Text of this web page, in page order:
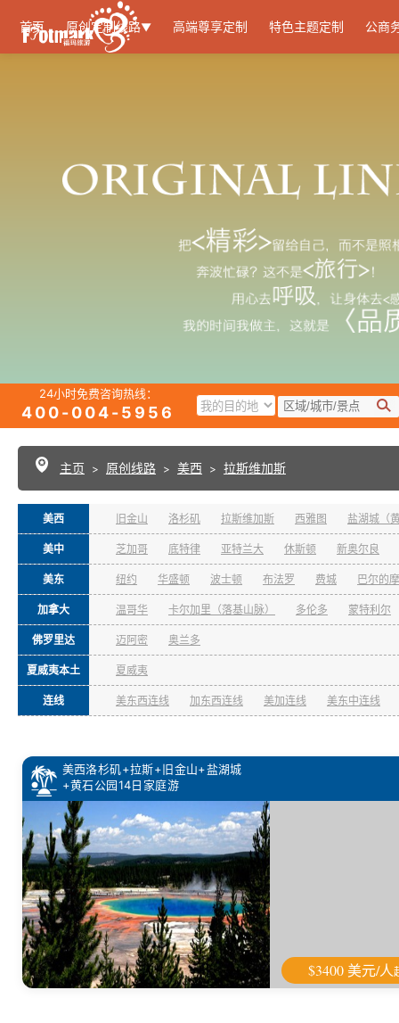
首页 原创定制线路▼ 高端尊享定制 特色主题定制 公商
24小时免费咨询热线：
400-004-5956
主页 > 原创线路 > 美西 > 拉斯维加斯
美西 旧金山 洛杉矶 拉斯维加斯 西雅图 盐湖城（
美中 芝加哥 底特律 亚特兰大 休斯顿 新奥尔良
美东 纽约 华盛顿 波士顿 布法罗 费城 巴尔的摩
加拿大 温哥华 卡尔加里（落基山脉） 多伦多 蒙特利尔
佛罗里达 迈阿密 奥兰多
夏威夷本土 夏威夷
连线 美东西连线 加东西连线 美加连线 美东中连线
美西洛杉矶+拉斯+旧金山+盐湖城
+黄石公园14日家庭游
$3400 美元/人